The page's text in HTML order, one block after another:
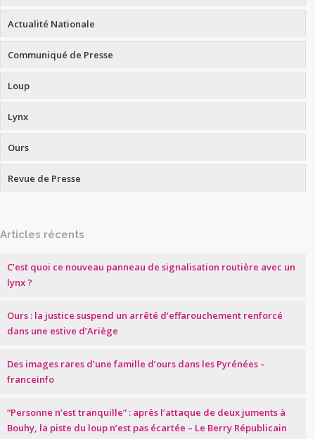
Actualité Nationale
Communiqué de Presse
Loup
Lynx
Ours
Revue de Presse
Articles récents
C’est quoi ce nouveau panneau de signalisation routière avec un
lynx ?
Ours : la justice suspend un arrêté d’effarouchement renforcé
dans une estive d’Ariège
Des images rares d’une famille d’ours dans les Pyrénées –
franceinfo
“Personne n’est tranquille” : après l’attaque de deux juments à
Bouhy, la piste du loup n’est pas écartée – Le Berry Républicain